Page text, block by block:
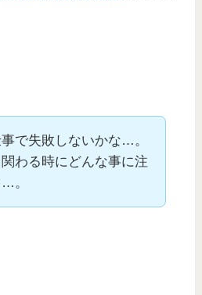
で失敗しないかな…。
わる時にどんな事に注
。